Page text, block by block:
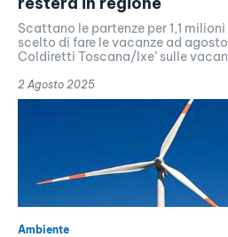
Scattano le partenze per 1,1
scelto di fare le vacanze ad
Coldiretti Toscana/Ixe’ sulle
2 Agosto 2025
Ambiente